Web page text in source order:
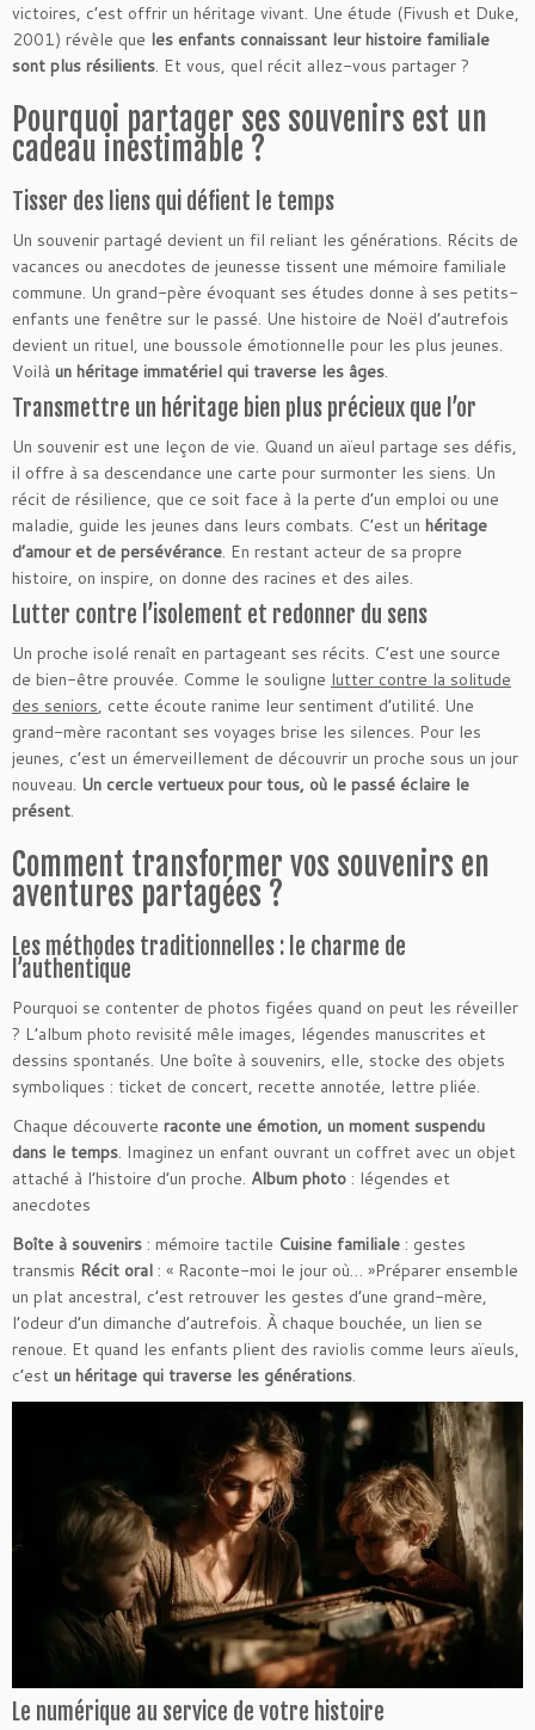
victoires, c’est offrir un héritage vivant. Une étude (Fivush et Duke,
2001) révèle que les enfants connaissant leur histoire familiale
sont plus résilients. Et vous, quel récit allez-vous partager ?
Pourquoi partager ses souvenirs est un
cadeau inestimable ?
Tisser des liens qui défient le temps
Un souvenir partagé devient un fil reliant les générations. Récits de
vacances ou anecdotes de jeunesse tissent une mémoire familiale
commune. Un grand-père évoquant ses études donne à ses petits-
enfants une fenêtre sur le passé. Une histoire de Noël d’autrefois
devient un rituel, une boussole émotionnelle pour les plus jeunes.
Voilà un héritage immatériel qui traverse les âges.
Transmettre un héritage bien plus précieux que l’or
Un souvenir est une leçon de vie. Quand un aïeul partage ses défis,
il offre à sa descendance une carte pour surmonter les siens. Un
récit de résilience, que ce soit face à la perte d’un emploi ou une
maladie, guide les jeunes dans leurs combats. C’est un héritage
d’amour et de persévérance. En restant acteur de sa propre
histoire, on inspire, on donne des racines et des ailes.
Lutter contre l’isolement et redonner du sens
Un proche isolé renaît en partageant ses récits. C’est une source
de bien-être prouvée. Comme le souligne lutter contre la solitude
des seniors, cette écoute ranime leur sentiment d’utilité. Une
grand-mère racontant ses voyages brise les silences. Pour les
jeunes, c’est un émerveillement de découvrir un proche sous un jour
nouveau. Un cercle vertueux pour tous, où le passé éclaire le
présent.
Comment transformer vos souvenirs en
aventures partagées ?
Les méthodes traditionnelles : le charme de
l’authentique
Pourquoi se contenter de photos figées quand on peut les réveiller
? L’album photo revisité mêle images, légendes manuscrites et
dessins spontanés. Une boîte à souvenirs, elle, stocke des objets
symboliques : ticket de concert, recette annotée, lettre pliée.
Chaque découverte raconte une émotion, un moment suspendu
dans le temps. Imaginez un enfant ouvrant un coffret avec un objet
attaché à l’histoire d’un proche. Album photo : légendes et
anecdotes
Boîte à souvenirs : mémoire tactile Cuisine familiale : gestes
transmis Récit oral : « Raconte-moi le jour où… »Préparer ensemble
un plat ancestral, c’est retrouver les gestes d’une grand-mère,
l’odeur d’un dimanche d’autrefois. À chaque bouchée, un lien se
renoue. Et quand les enfants plient des raviolis comme leurs aïeuls,
c’est un héritage qui traverse les générations.
Le numérique au service de votre histoire